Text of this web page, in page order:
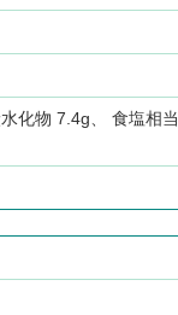
化物 7.4g、 食塩相当